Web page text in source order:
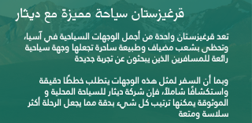
قرغيزستان سياحة مميزة مع ديثار
تعد قرغيزستان واحدة من أجمل الوجهات السياحية في آسيا،
وتحظى بشعب مضياف وطبيعة ساحرة تجعلها وجهة سياحية
رائعة للمسافرين الذين يبحثون عن تجربة جديدة
وبما أن السفر لمثل هذه الوجهات يتطلب خططًا دقيقة
واستكشافًا شاملاً، فإن شركة ديثار للسياحة المحلية و
الموثوقة يمكنها ترتيب كل شيء بدقة مما يجعل الرحلة أكثر
سلاسة ومتعة